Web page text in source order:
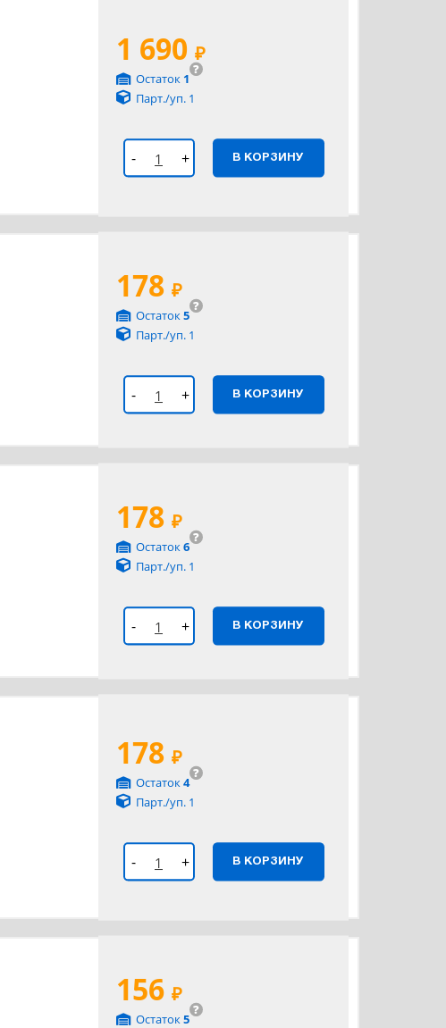
1 690 ₽
?
Остаток 1
Парт./уп. 1
- + В КОРЗИНУ
178 ₽
?
Остаток5
Парт./уп. 1
- + В КОРЗИНУ
178 ₽
?
Остаток6
Парт./уп. 1
- + В КОРЗИНУ
178 ₽
?
Остаток4
Парт./уп. 1
- + В КОРЗИНУ
156 ₽
?
Остаток5